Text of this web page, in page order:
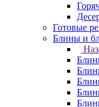
Готовые
Блины и